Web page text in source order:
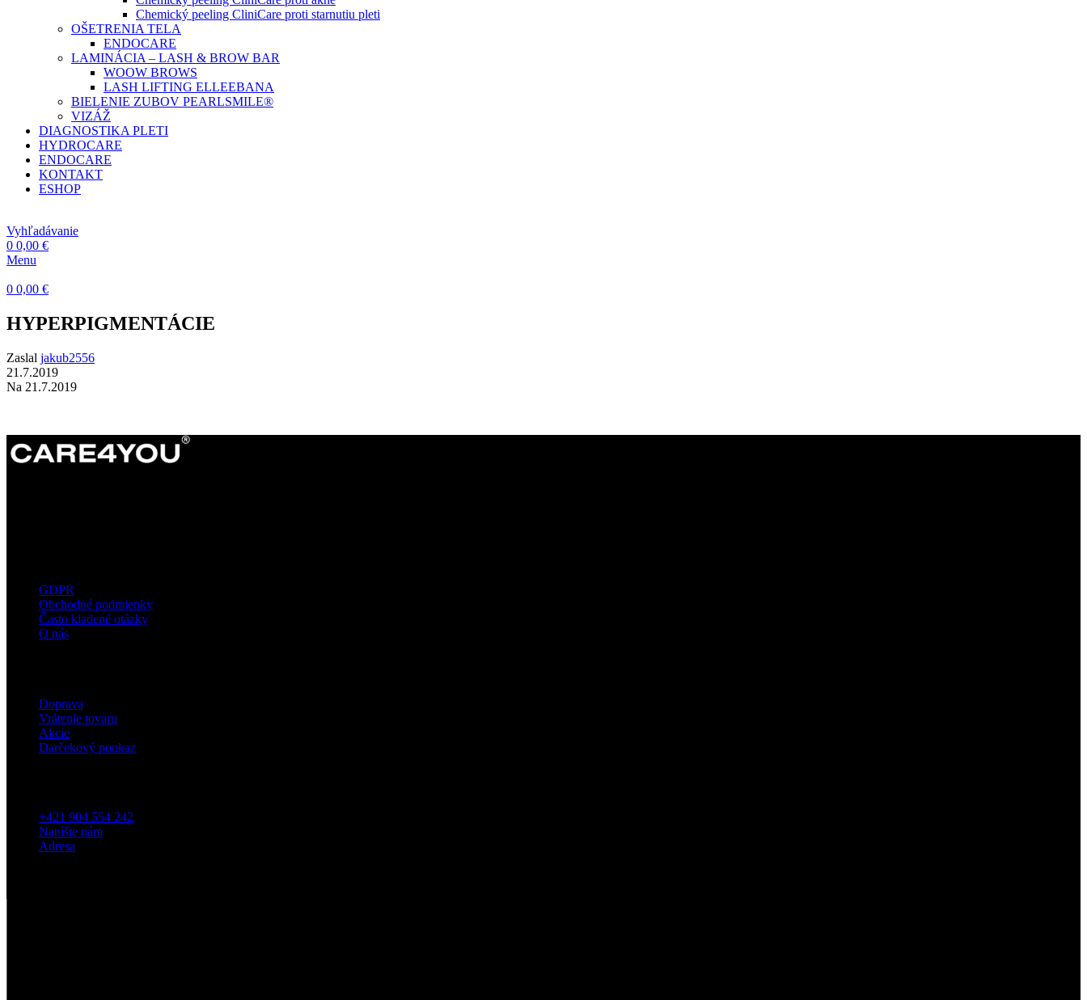
Chemický peeling CliniCare proti starnutiu pleti
OŠETRENIA TELA
ENDOCARE
LAMINÁCIA – LASH & BROW BAR
WOOW BROWS
LASH LIFTING ELLEEBANA
BIELENIE ZUBOV PEARLSMILE®
VIZÁŽ
DIAGNOSTIKA PLETI
HYDROCARE
ENDOCARE
KONTAKT
ESHOP
Vyhľadávanie
0 0,00 €
Menu
0 0,00 €
HYPERPIGMENTÁCIE
Zaslal jakub2556
21.7.2019
Na 21.7.2019
GDPR
Obchodné podmienky
Často kladené otázky
O nás
Doprava
Vrátenie tovaru
Akcie
Darčekový poukaz
+421 904 554 242
Napíšte nám
Adresa